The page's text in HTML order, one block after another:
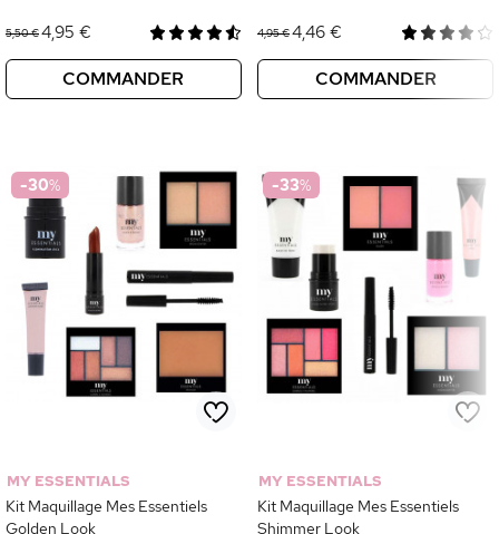
5,50 €4,95 €
COMMANDER
4,95 €4,46 €
COMMANDER
-30%
MY ESSENTIALS
Kit Maquillage Mes Essentiels
Golden Look
-33%
MY ESSENTIALS
Kit Maquillage Mes Essentiels
Shimmer Look